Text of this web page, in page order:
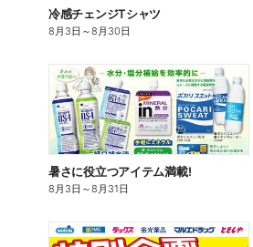
冷感チェンジTシャツ
8月3日 ～8月30日
暑さに役立つアイテム満載!
8月3日 ～8月31日